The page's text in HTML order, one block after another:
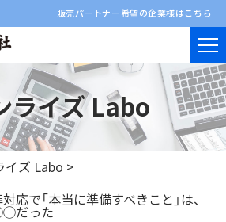
販売パートナー希望の企業様はこちら
ライズ Labo
イズ Labo >
応で「本当に準備すべきこと」は、
だった